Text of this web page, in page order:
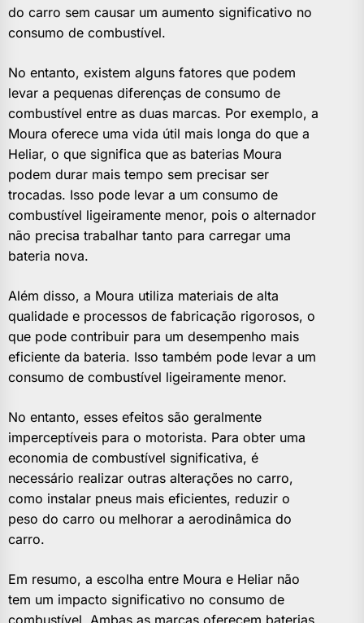
do carro sem causar um aumento significativo no
consumo de combustível.
No entanto, existem alguns fatores que podem
levar a pequenas diferenças de consumo de
combustível entre as duas marcas. Por exemplo, a
Moura oferece uma vida útil mais longa do que a
Heliar, o que significa que as baterias Moura
podem durar mais tempo sem precisar ser
trocadas. Isso pode levar a um consumo de
combustível ligeiramente menor, pois o alternador
não precisa trabalhar tanto para carregar uma
bateria nova.
Além disso, a Moura utiliza materiais de alta
qualidade e processos de fabricação rigorosos, o
que pode contribuir para um desempenho mais
eficiente da bateria. Isso também pode levar a um
consumo de combustível ligeiramente menor.
No entanto, esses efeitos são geralmente
imperceptíveis para o motorista. Para obter uma
economia de combustível significativa, é
necessário realizar outras alterações no carro,
como instalar pneus mais eficientes, reduzir o
peso do carro ou melhorar a aerodinâmica do
carro.
Em resumo, a escolha entre Moura e Heliar não
tem um impacto significativo no consumo de